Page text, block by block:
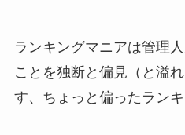
ランキングマニアは管理
ことを独断と偏見（と溢
す、ちょっと偏ったランキ